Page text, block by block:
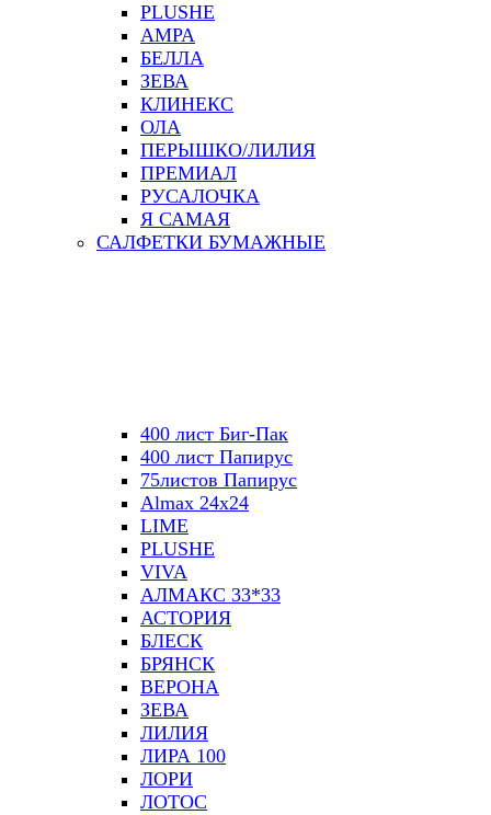
PLUSHE
АМРА
БЕЛЛА
ЗЕВА
КЛИНЕКС
ОЛА
ПЕРЫШКО/ЛИЛИЯ
ПРЕМИАЛ
РУСАЛОЧКА
Я САМАЯ
САЛФЕТКИ БУМАЖНЫЕ
400 лист Биг-Пак
400 лист Папирус
75листов Папирус
Almax 24х24
LIME
PLUSHE
VIVA
АЛМАКС 33*33
АСТОРИЯ
БЛЕСК
БРЯНСК
ВЕРОНА
ЗЕВА
ЛИЛИЯ
ЛИРА 100
ЛОРИ
ЛОТОС